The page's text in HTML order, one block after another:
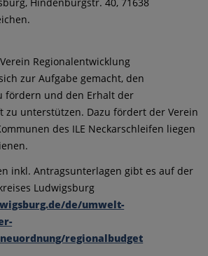
Regionalentwicklung
zur Aufgabe gemacht, den
fördern und den Erhalt der
zu unterstützen. Dazu fördert der Verein
des ILE Neckarschleifen liegen
inkl. Antragsunterlagen gibt es auf der
Ludwigsburg
de/umwelt-
regionalbudget